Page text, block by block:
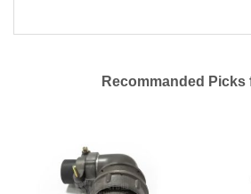
Recommanded Picks